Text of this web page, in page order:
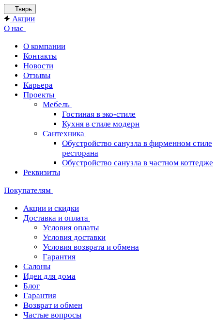
Тверь
Акции
О нас
О компании
Контакты
Новости
Отзывы
Карьера
Проекты
Мебель
Гостиная в эко-стиле
Кухня в стиле модерн
Сантехника
Обустройство санузла в фирменном стиле
ресторана
Обустройство санузла в частном коттедже
Реквизиты
Покупателям
Акции и скидки
Доставка и оплата
Условия оплаты
Условия доставки
Условия возврата и обмена
Гарантия
Салоны
Идеи для дома
Блог
Гарантия
Возврат и обмен
Частые вопросы